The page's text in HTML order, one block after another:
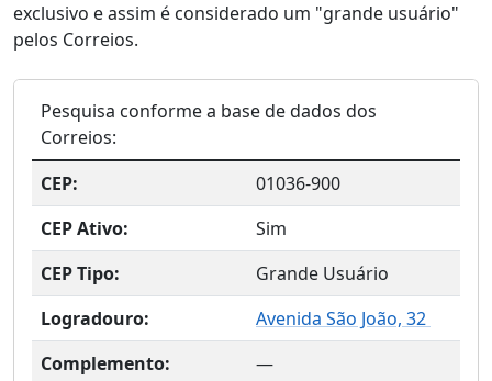
exclusivo e assim é considerado um "grande usuário"
pelos Correios.
Pesquisa conforme a base de dados dos
Correios:
CEP:
01036-900
CEP Ativo:
Sim
CEP Tipo:
Grande Usuário
Logradouro:
Avenida São João, 32
Complemento:
—